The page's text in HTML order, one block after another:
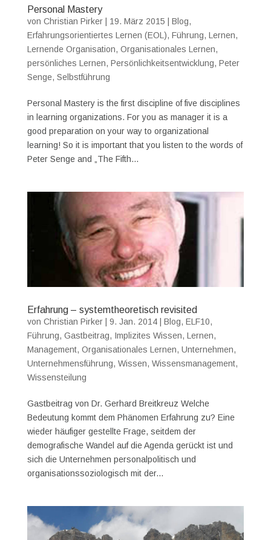
Personal Mastery
von Christian Pirker| 19. März 2015 | Blog,
Erfahrungsorientiertes Lernen (EOL), Führung, Lernen,
Lernende Organisation, Organisationales Lernen,
persönliches Lernen, Persönlichkeitsentwicklung, Peter
Senge, Selbstführung
Personal Mastery is the first discipline of five disciplines
in learning organizations. For you as manager it is a
good preparation on your way to organizational
learning! So it is important that you listen to the words of
Peter Senge and „The Fifth...
Erfahrung – systemtheoretisch revisited
von Christian Pirker| 9. Jan. 2014| Blog, ELF10,
Führung, Gastbeitrag, Implizites Wissen, Lernen,
Management, Organisationales Lernen, Unternehmen,
Unternehmensführung, Wissen, Wissensmanagement,
Wissensteilung
Gastbeitrag von Dr. Gerhard Breitkreuz Welche
Bedeutung kommt dem Phänomen Erfahrung zu? Eine
wieder häufiger gestellte Frage, seitdem der
demografische Wandel auf die Agenda gerückt ist und
sich die Unternehmen personalpolitisch und
organisationssoziologisch mit der...